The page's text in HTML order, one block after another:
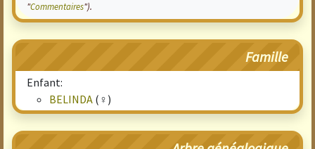
"Commentaires").
Famille
Enfant:
BELINDA (♀)